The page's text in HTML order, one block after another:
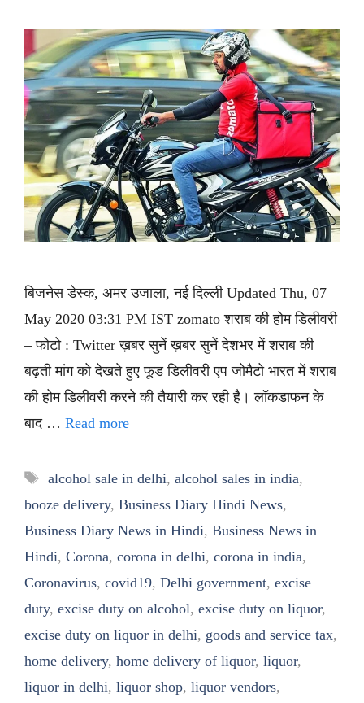
बिजनेस डेस्क, अमर उजाला, नई दिल्ली Updated Thu, 07
May 2020 03:31 PM IST zomato शराब की होम डिलीवरी
– फोटो : Twitter ख़बर सुनें ख़बर सुनें देशभर में शराब की
बढ़ती मांग को देखते हुए फूड डिलीवरी एप जोमैटो भारत में शराब
की होम डिलीवरी करने की तैयारी कर रही है। लॉकडाफन के
बाद … Read more
Tags
alcohol sale in delhi, alcohol sales in india,
booze delivery, Business Diary Hindi News,
Business Diary News in Hindi, Business News in
Hindi, Corona, corona in delhi, corona in india,
Coronavirus, covid19, Delhi government, excise
duty, excise duty on alcohol, excise duty on liquor,
excise duty on liquor in delhi, goods and service tax,
home delivery, home delivery of liquor, liquor,
liquor in delhi, liquor shop, liquor vendors,